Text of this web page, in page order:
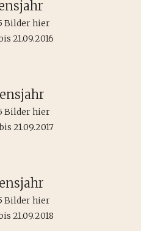
Bilder hier
21.09.2016
Bilder hier
21.09.2017
Bilder hier
21.09.2018